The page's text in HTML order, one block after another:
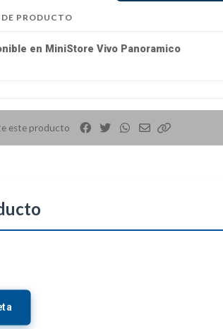
DE PRODUCTO
en MiniStore Vivo Panoramico
este producto